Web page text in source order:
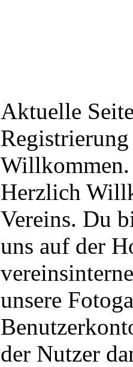
Aktuelle
Registrierung
Willkommen.
Herzlich
Vereins. Du
uns auf der
unsere
der Nutzer